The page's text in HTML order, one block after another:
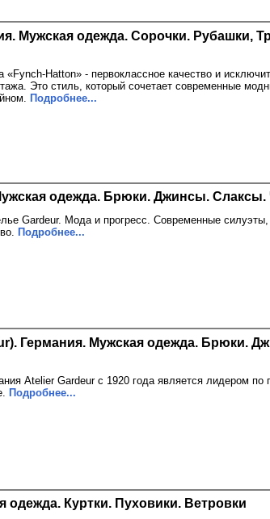
Мужская одежда. Сорочки. Рубашки,
«Fynch-Hatton» - первоклассное качество и
Это стиль, который сочетает современные
Подробнее...
одежда. Брюки. Джинсы. Слаксы.
Gardeur. Мода и прогресс. Современные
Подробнее...
Германия. Мужская одежда. Брюки.
Atelier Gardeur с 1920 года является лидером по
Подробнее...
одежда. Куртки. Пуховики. Ветровки